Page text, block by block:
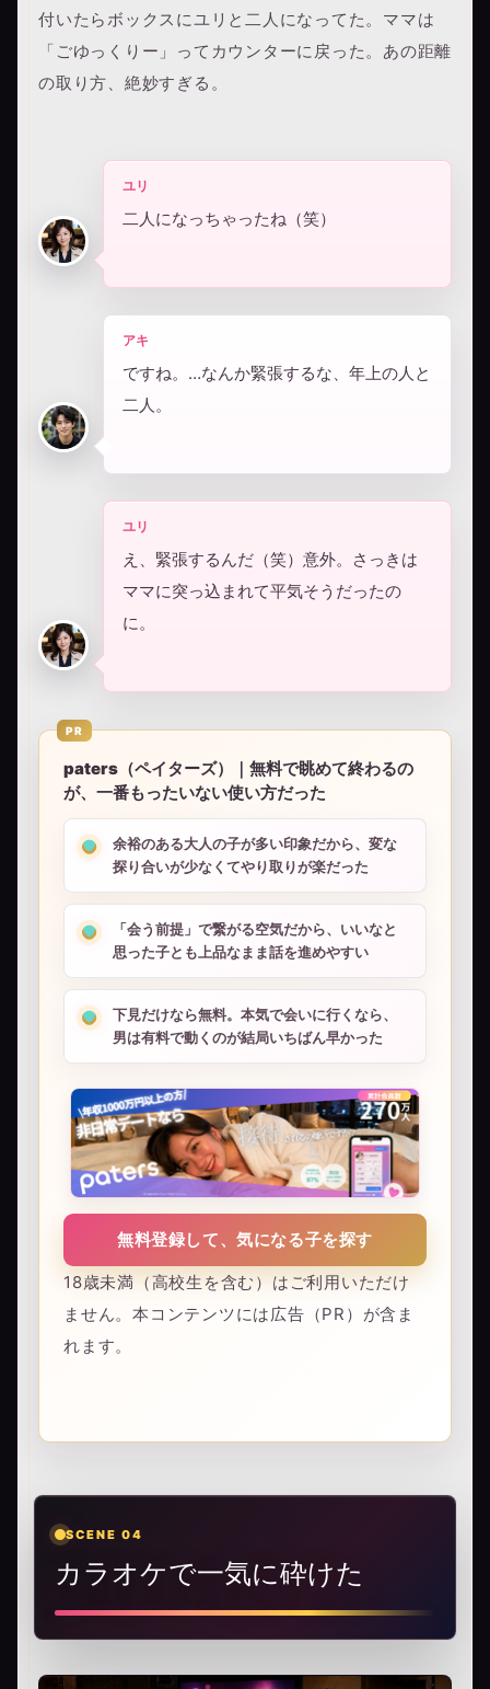
付いたらボックスにユリと二人になってた。ママは
「ごゆっくりー」ってカウンターに戻った。あの距離
の取り方、絶妙すぎる。
ユリ
二人になっちゃったね（笑）
アキ
ですね。…なんか緊張するな、年上の人と
二人。
ユリ
え、緊張するんだ（笑）意外。さっきは
ママに突っ込まれて平気そうだったの
に。
PR
paters（ペイターズ）｜無料で眺めて終わるの
が、一番もったいない使い方だった
余裕のある大人の子が多い印象だから、変な
探り合いが少なくてやり取りが楽だった
「会う前提」で繋がる空気だから、いいなと
思った子とも上品なまま話を進めやすい
下見だけなら無料。本気で会いに行くなら、
男は有料で動くのが結局いちばん早かった
無料登録して、気になる子を探す
18歳未満（高校生を含む）はご利用いただけ
ません。本コンテンツには広告（PR）が含ま
れます。
SCENE 04
カラオケで一気に砕けた